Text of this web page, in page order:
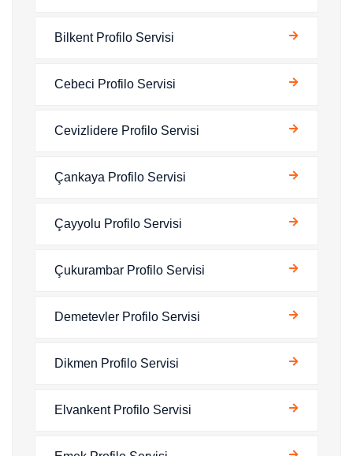
Bilkent Profilo Servisi
Cebeci Profilo Servisi
Cevizlidere Profilo Servisi
Çankaya Profilo Servisi
Çayyolu Profilo Servisi
Çukurambar Profilo Servisi
Demetevler Profilo Servisi
Dikmen Profilo Servisi
Elvankent Profilo Servisi